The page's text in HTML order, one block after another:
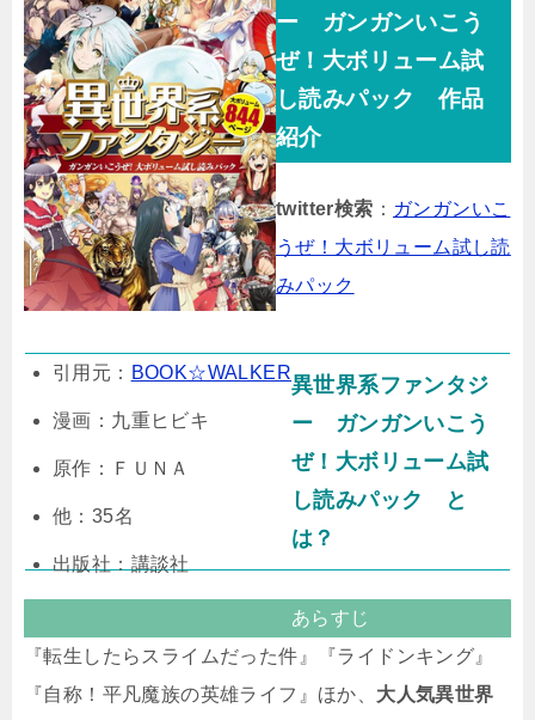
引用元： BOOK☆WALKER
漫画：九重ヒビキ
原作：ＦＵＮＡ
他：35名
出版社：講談社
ー ガンガンいこう
ぜ！大ボリューム試
し読みパック 作品
紹介
twitter検索 ： ガンガンいこ
うぜ！大ボリューム試し読
みパック
異世界系ファンタジ
ー ガンガンいこう
ぜ！大ボリューム試
し読みパック と
は？
あらすじ
『転生したらスライムだった件』『ライドンキング』
『自称！平凡魔族の英雄ライフ』ほか、 大人気異世界